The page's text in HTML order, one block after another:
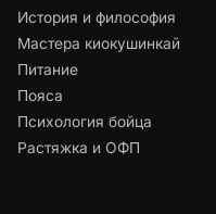
История и философия
Мастера киокушинкай
Питание
Пояса
Психология бойца
Растяжка и ОФП